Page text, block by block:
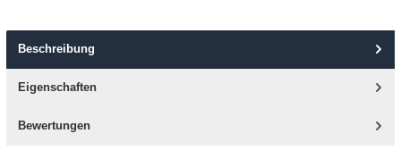
Beschreibung
Eigenschaften
Bewertungen